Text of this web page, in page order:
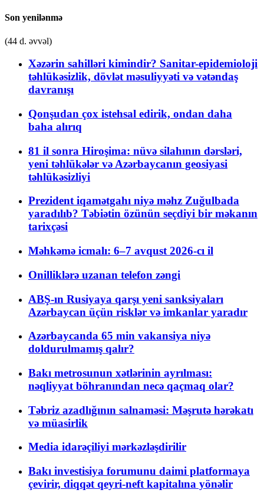
Son yenilənmə
(44 d. əvvəl)
Xəzərin sahilləri kimindir? Sanitar-epidemioloji
təhlükəsizlik, dövlət məsuliyyəti və vətəndaş
davranışı
Qonşudan çox istehsal edirik, ondan daha
baha alırıq
81 il sonra Hiroşima: nüvə silahının dərsləri,
yeni təhlükələr və Azərbaycanın geosiyasi
təhlükəsizliyi
Prezident iqamətgahı niyə məhz Zuğulbada
yaradılıb? Təbiətin özünün seçdiyi bir məkanın
tarixçəsi
Məhkəmə icmalı: 6–7 avqust 2026-cı il
Onilliklərə uzanan telefon zəngi
ABŞ-ın Rusiyaya qarşı yeni sanksiyaları
Azərbaycan üçün risklər və imkanlar yaradır
Azərbaycanda 65 min vakansiya niyə
doldurulmamış qalır?
Bakı metrosunun xətlərinin ayrılması:
nəqliyyat böhranından necə qaçmaq olar?
Təbriz azadlığının salnaməsi: Məşrutə hərəkatı
və müasirlik
Media idarəçiliyi mərkəzləşdirilir
Bakı investisiya forumunu daimi platformaya
çevirir, diqqət qeyri-neft kapitalına yönəlir